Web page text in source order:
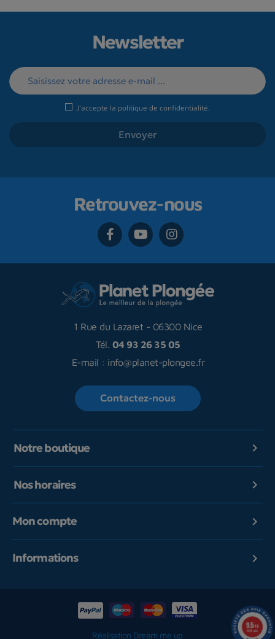
Newsletter
J'accepte la politique de confidentialité.
Retrouvez-nous
1 Rue du Lazaret - 06300 Nice
Tél. 04 93 26 35 05
E-mail : info@planet-plongee.fr
Contactez-nous
Notre boutique 
Nos horaires 
Mon compte 
Informations 
Réalisation Dream me up
9.5/10
1601 avis